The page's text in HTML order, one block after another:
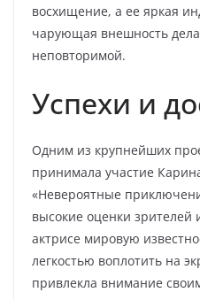
восхищение, а ее яркая
чарующая внешность
неповторимой.
Успехи и
Одним из крупнейших
принимала участие
«Невероятные
высокие оценки зрителей
актрисе мировую
легкостью воплотить на
привлекла внимание